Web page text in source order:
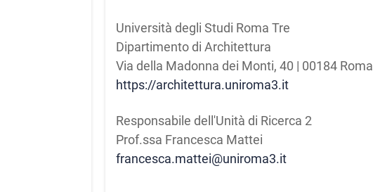
Università degli Studi Roma Tre
Dipartimento di Architettura
Via della Madonna dei Monti, 40 | 00184 Roma
https://architettura.uniroma3.it
Responsabile dell'Unità di Ricerca 2
Prof.ssa Francesca Mattei
francesca.mattei@uniroma3.it